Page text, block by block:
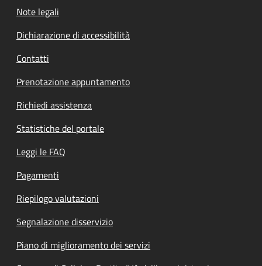
Note legali
Dichiarazione di accessibilità
Contatti
Prenotazione appuntamento
Richiedi assistenza
Statistiche del portale
Leggi le FAQ
Pagamenti
Riepilogo valutazioni
Segnalazione disservizio
Piano di miglioramento dei servizi